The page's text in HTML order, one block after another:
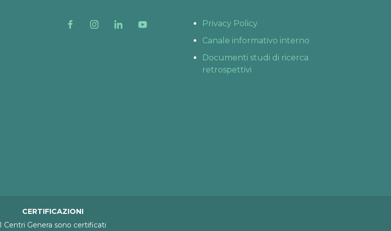
Privacy Policy
Canale informativo interno
Documenti studi di ricerca
retrospettivi
CERTIFICAZIONI
I Centri Genera sono certificati